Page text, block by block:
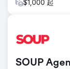
$1,000 起
SOUP